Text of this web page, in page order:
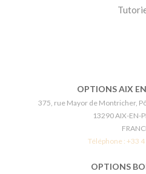
OPTIONS AIX
375, rue Mayor de Montricher,
13290 AIX-EN-
Téléphone : +33
OPTIONS